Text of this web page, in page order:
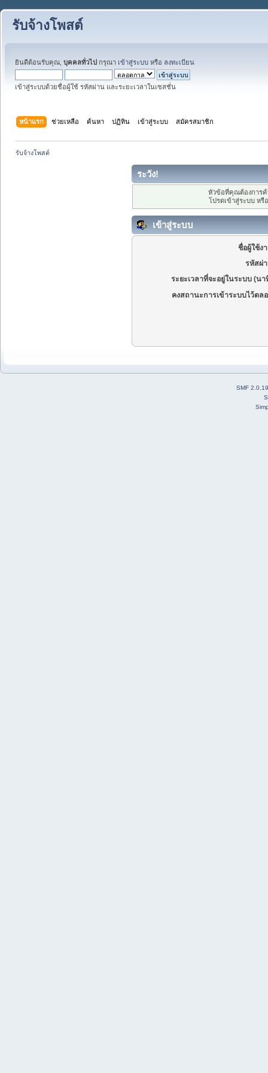
รับจ้างโพสต์
ยินดีต้อนรับคุณ, บุคคลทั่วไป กรุณา เข้าสู่ระบบ หรือ ลงทะเบียน
เข้าสู่ระบบด้วยชื่อผู้ใช้ รหัสผ่าน และระยะเวลาในเซสชั่น
หน้าแรก ช่วยเหลือ ค้นหา ปฏิทิน เข้าสู่ระบบ สมัครสมาชิก
รับจ้างโพสต์
ระวัง!
หัวข้อที่คุณต้องการ
โปรดเข้าสู่ระบบ หรื
เข้าสู่ระบบ
ชื่อผู้ใช้ง
รหัสผ่
ระยะเวลาที่จะอยู่ในระบบ (นา
คงสถานะการเข้าระบบไว้ตล
SMF 2.0.19